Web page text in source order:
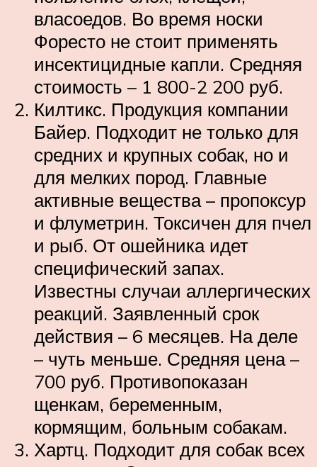
власоедов. Во время носки
Форесто не стоит применять
инсектицидные капли. Средняя
стоимость – 1 800-2 200 руб.
Килтикс. Продукция компании
Байер. Подходит не только для
средних и крупных собак, но и
для мелких пород. Главные
активные вещества – пропоксур
и флуметрин. Токсичен для пчел
и рыб. От ошейника идет
специфический запах.
Известны случаи аллергических
реакций. Заявленный срок
действия – 6 месяцев. На деле
– чуть меньше. Средняя цена –
700 руб. Противопоказан
щенкам, беременным,
кормящим, больным собакам.
Хартц. Подходит для собак всех